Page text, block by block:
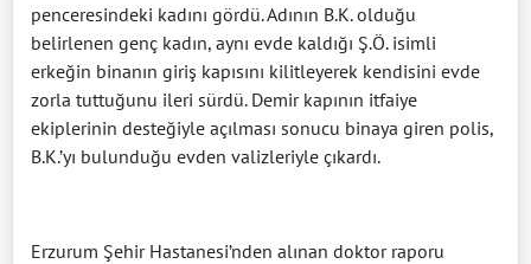
penceresindeki kadını gördü. Adının B.K. olduğu
belirlenen genç kadın, aynı evde kaldığı Ş.Ö. isimli
erkeğin binanın giriş kapısını kilitleyerek kendisini evde
zorla tuttuğunu ileri sürdü. Demir kapının itfaiye
ekiplerinin desteğiyle açılması sonucu binaya giren polis,
B.K.’yı bulunduğu evden valizleriyle çıkardı.
Erzurum Şehir Hastanesi’nden alınan doktor raporu